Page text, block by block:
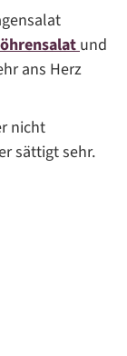
und
ans Herz
nicht
sättigt sehr.